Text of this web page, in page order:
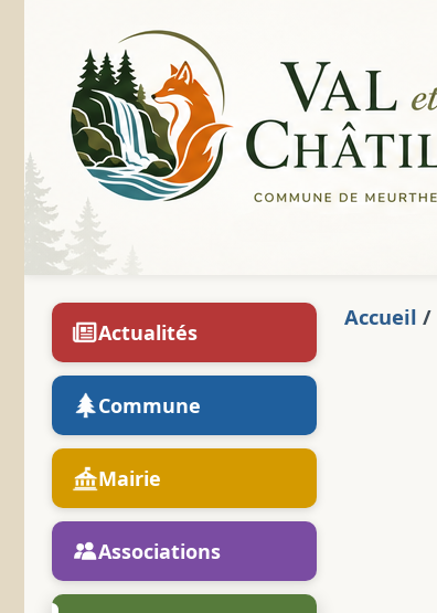
Actualités
Commune
Mairie
Associations
Accueil /